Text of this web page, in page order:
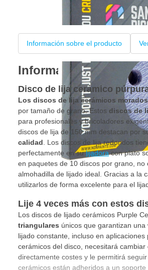
Información sobre el producto
Información sobre el
Disco de lija cerámico
Los discos de lija cerámicos morados
por tamaño de grano. Estos discos de
para profesionales y bricoladores
discos de lija de 150 mm destacan por
calidad . Los discos de lija redondos
perfectamente en sulijadoracon plato
en paquetes de 10 discos por grano,
almohadilla de lijado ideal. Gracias a la
utilizarlos de forma excelente para el
Lije 4 veces más con estos
Los discos de lijado cerámicos Purple
triangulares únicos que garantizan
lijado constante, incluso en
cerámicos del disco, necesitará
directamente costes y le permitirá
cerámicos están adheridos a un